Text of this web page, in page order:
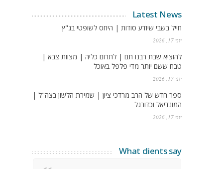
Latest News
חייל בשבי שיודע סודות | היחס לשופטי בג"ץ
יוני 17, 2026
להוציא שבת רבנו תם | לתרום כליה | מצוות צבא |
טבח ששם יותר מדי פלפל באוכל
יוני 17, 2026
ספר חדש של הרב מרדכי ציון | שמירת הלשון בצה"ל |
המונדיאל וכדורגל
יוני 17, 2026
What clients say